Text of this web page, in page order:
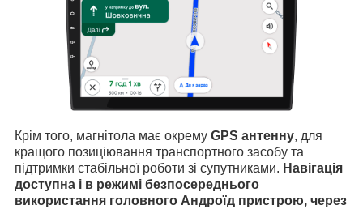
Крім того, магнітола має окрему GPS антенну, для
кращого позиціювання транспортного засобу та
підтримки стабільної роботи зі супутниками. Навігація
доступна і в режимі безпосереднього
використання головного Андроїд пристрою, через